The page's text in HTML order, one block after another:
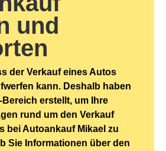
und
der Verkauf eines Autos
kann. Deshalb haben
Bereich erstellt, um Ihre
rund um den Verkauf
bei Autoankauf Mikael zu
Sie Informationen über den